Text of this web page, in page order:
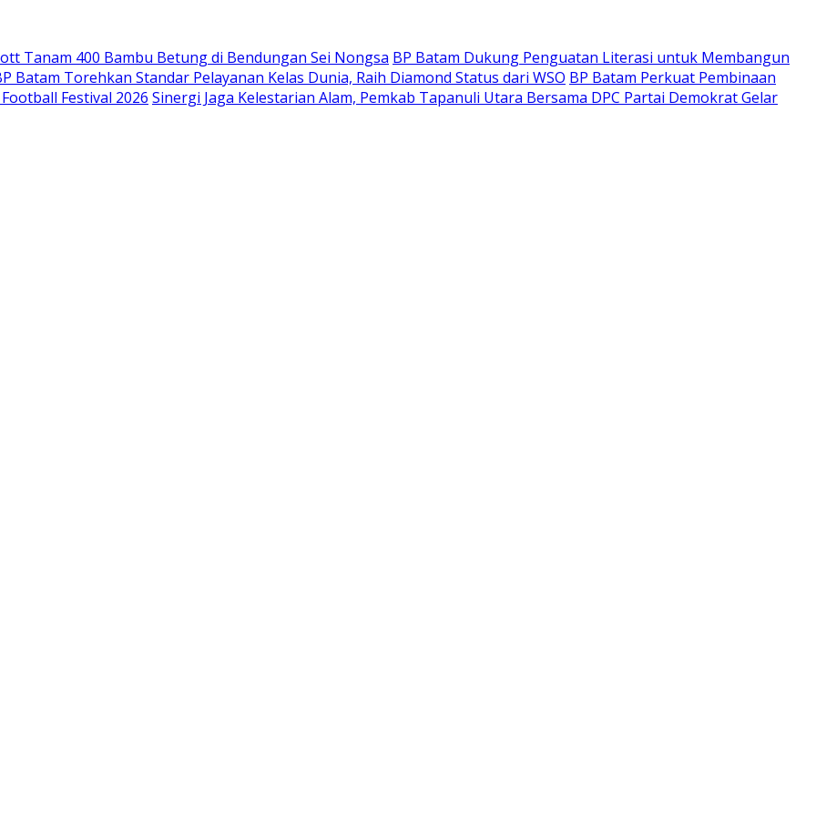
Tanam 400 Bambu Betung di Bendungan Sei Nongsa BP Batam Dukung Penguatan Literasi untuk Membangun
Batam Torehkan Standar Pelayanan Kelas Dunia, Raih Diamond Status dari WSO BP Batam Perkuat Pembinaan
Festival 2026 Sinergi Jaga Kelestarian Alam, Pemkab Tapanuli Utara Bersama DPC Partai Demokrat Gelar